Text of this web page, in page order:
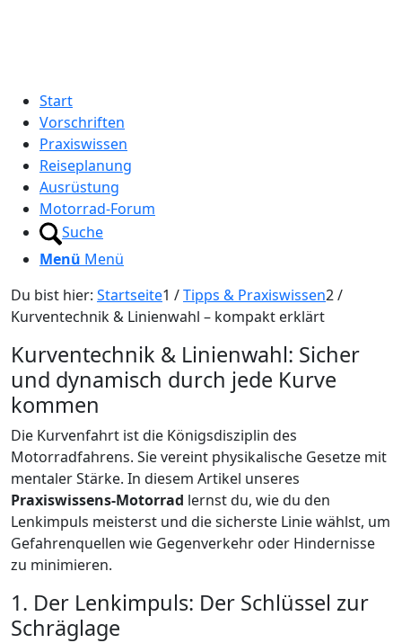
Start
Vorschriften
Praxiswissen
Reiseplanung
Ausrüstung
Motorrad-Forum
Suche
Menü Menü
Du bist hier: Startseite1 /Tipps & Praxiswissen2/
Kurventechnik & Linienwahl – kompakt erklärt
Kurventechnik & Linienwahl: Sicher
und dynamisch durch jede Kurve
kommen
Die Kurvenfahrt ist die Königsdisziplin des
Motorradfahrens. Sie vereint physikalische Gesetze mit
mentaler Stärke. In diesem Artikel unseres
Praxiswissens-Motorrad lernst du, wie du den
Lenkimpuls meisterst und die sicherste Linie wählst, um
Gefahrenquellen wie Gegenverkehr oder Hindernisse
zu minimieren.
1. Der Lenkimpuls: Der Schlüssel zur
Schräglage